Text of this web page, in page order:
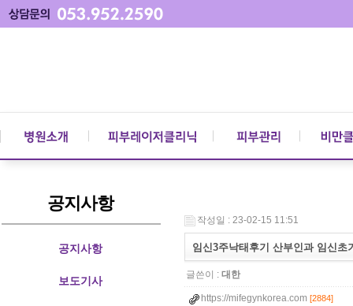
공지사항
공지사항
보도기사
작성일 : 23-02-15 11:51
임신3주낙태후기 산부인과 임신초
글쓴이 :대한
https://mifegynkorea.com [2884]